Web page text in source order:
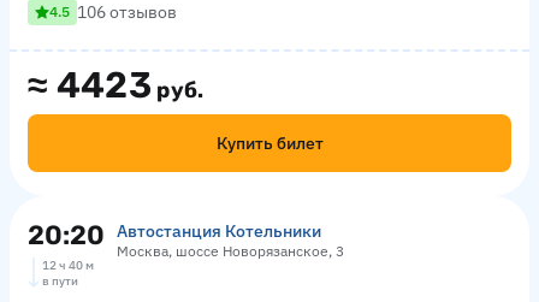
≈ 4423 руб.
Купить билет
4.5 106 отзывов
20:20 Автостанция Котельники
Москва, шоссе Новорязанское, 3
12 ч 40 м
в пути